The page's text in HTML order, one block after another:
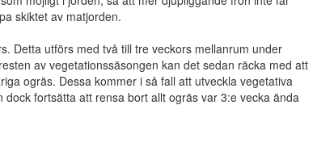
skiktet av matjorden.
Detta utförs med två till tre veckors mellanrum under
av vegetationssäsongen kan det sedan räcka med att
ogräs. Dessa kommer i så fall att utveckla vegetativa
fortsätta att rensa bort allt ogräs var 3:e vecka ända